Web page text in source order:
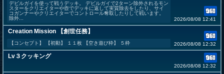
デビルガイを使って戦うデッキ。 デビルガイで2ターン除外されるモン
スターをクリエイターや壺でデッキに返して実質除去をしたり、サイ
コガンナーやクリエイターでコントロール奪取したりして戦います。
除外...
2026/08/08 12:41
Creation Mission 【創世任務】
【コンセプト】 【初動】 １１枚 【空き遊び枠】 ５枠 2026/08/08 12:32
Lv３クッキング
2026/08/08 12:32